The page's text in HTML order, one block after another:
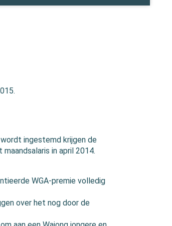
ingestemd krijgen de
in april 2014.
WGA-premie volledig
over het nog door de